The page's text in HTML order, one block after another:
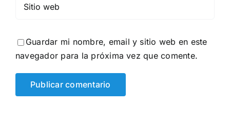
Guardar mi nombre, email y sitio web en este
navegador para la próxima vez que comente.